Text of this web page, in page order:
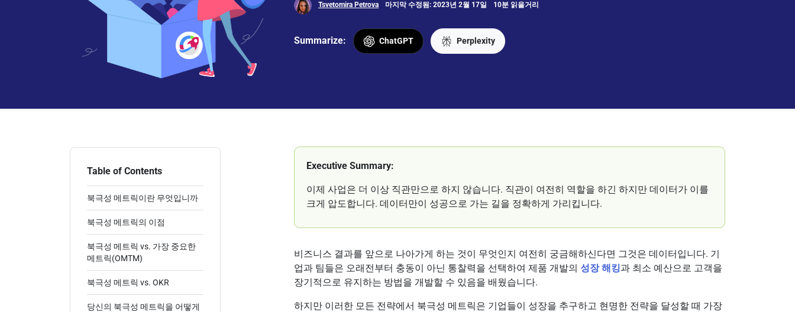
Tsvetomira Petrova 마지막 수정됨: 2023년 2월 17일 10분 읽을거리
Summarize: ChatGPT Perplexity
Table of Contents
북극성 메트릭이란 무엇입니까
북극성 메트릭의 이점
북극성 메트릭 vs. 가장 중요한
메트릭(OMTM)
북극성 메트릭 vs. OKR
당신의 북극성 메트릭을 어떻게
Executive Summary:
이제 사업은 더 이상 직관만으로 하지 않습니다. 직관이 여전히 역할을 하긴 하지만 데이터가 이를
크게 압도합니다. 데이터만이 성공으로 가는 길을 정확하게 가리킵니다.
비즈니스 결과를 앞으로 나아가게 하는 것이 무엇인지 여전히 궁금해하신다면 그것은 데이터입니다. 기
업과 팀들은 오래전부터 충동이 아닌 통찰력을 선택하여 제품 개발의 성장 해킹과 최소 예산으로 고객을
장기적으로 유지하는 방법을 개발할 수 있음을 배웠습니다.
하지만 이러한 모든 전략에서 북극성 메트릭은 기업들이 성장을 추구하고 현명한 전략을 달성할 때 가장